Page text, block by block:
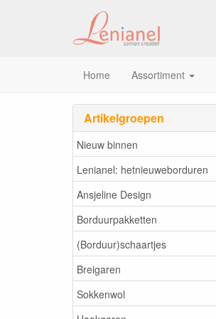
Home Assortiment
Artikelgroepen
Nieuw binnen
Lenianel: hetnieuweborduren
Ansjeline Design
Borduurpakketten
(Borduur)schaartjes
Breigaren
Sokkenwol